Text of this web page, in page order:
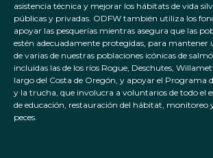
asistencia técnica y mejorar los hábitats de vida
públicas y privadas. ODFW también utiliza los
apoyar las pesquerías mientras asegura que las
estén adecuadamente protegidas, para mantener
de varias de nuestras poblaciones icónicas de
incluidas las de los ríos Rogue, Deschutes,
largo del Costa de Oregón, y apoyar el Programa
y la trucha, que involucra a voluntarios de todo el
de educación, restauración del hábitat, monitoreo
peces.